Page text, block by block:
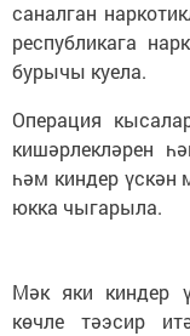
саналган
республикага
бурычы куела.
Операция
кишәрлекләрен
һәм киндер үскән
юкка чыгарыла.
Мәк яки киндер
көчле тәэсир